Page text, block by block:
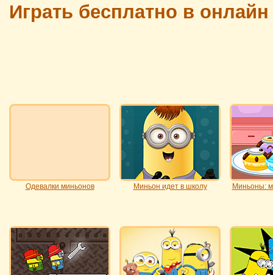
Играть бесплатно в
Одевалки миньонов Миньон идет в школу Миньоны: